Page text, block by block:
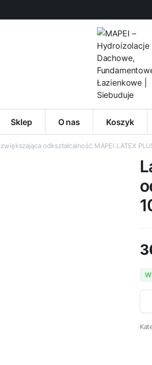
Sklep O nas Koszyk
odkształcalność MAPEI LATEX